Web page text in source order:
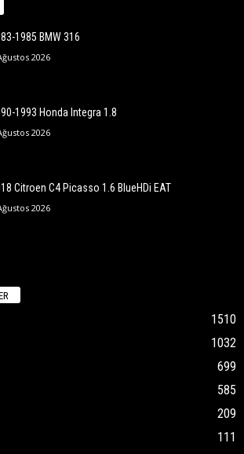
1985 BMW 316
2026
1993 Honda Integra 1.8
2026
Citroen C4 Picasso 1.6 BlueHDi EAT
2026
1510
1032
699
585
209
111